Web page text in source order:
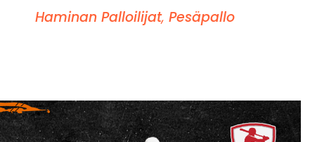
Haminan Palloilijat, Pesäpallo